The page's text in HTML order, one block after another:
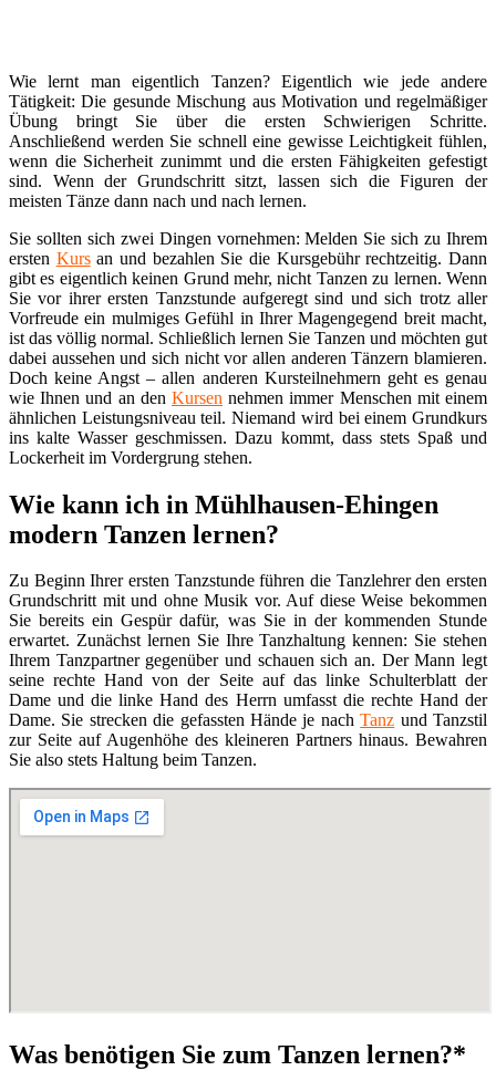
Wie lernt man eigentlich Tanzen? Eigentlich wie jede andere
Tätigkeit: Die gesunde Mischung aus Motivation und regelmäßiger
Übung bringt Sie über die ersten Schwierigen Schritte.
Anschließend werden Sie schnell eine gewisse Leichtigkeit fühlen,
wenn die Sicherheit zunimmt und die ersten Fähigkeiten gefestigt
sind. Wenn der Grundschritt sitzt, lassen sich die Figuren der
meisten Tänze dann nach und nach lernen.
Sie sollten sich zwei Dingen vornehmen: Melden Sie sich zu Ihrem
ersten Kursan und bezahlen Sie die Kursgebühr rechtzeitig. Dann
gibt es eigentlich keinen Grund mehr, nicht Tanzen zu lernen. Wenn
Sie vor ihrer ersten Tanzstunde aufgeregt sind und sich trotz aller
Vorfreude ein mulmiges Gefühl in Ihrer Magengegend breit macht,
ist das völlig normal. Schließlich lernen Sie Tanzen und möchten gut
dabei aussehen und sich nicht vor allen anderen Tänzern blamieren.
Doch keine Angst – allen anderen Kursteilnehmern geht es genau
wie Ihnen und an den Kursen nehmen immer Menschen mit einem
ähnlichen Leistungsniveau teil. Niemand wird bei einem Grundkurs
ins kalte Wasser geschmissen. Dazu kommt, dass stets Spaß und
Lockerheit im Vordergrung stehen.
Wie kann ich in Mühlhausen-Ehingen
modern Tanzen lernen?
Zu Beginn Ihrer ersten Tanzstunde führen die Tanzlehrer den ersten
Grundschritt mit und ohne Musik vor. Auf diese Weise bekommen
Sie bereits ein Gespür dafür, was Sie in der kommenden Stunde
erwartet. Zunächst lernen Sie Ihre Tanzhaltung kennen: Sie stehen
Ihrem Tanzpartner gegenüber und schauen sich an. Der Mann legt
seine rechte Hand von der Seite auf das linke Schulterblatt der
Dame und die linke Hand des Herrn umfasst die rechte Hand der
Dame. Sie strecken die gefassten Hände je nachTanz und Tanzstil
zur Seite auf Augenhöhe des kleineren Partners hinaus. Bewahren
Sie also stets Haltung beim Tanzen.
Was benötigen Sie zum Tanzen lernen?*